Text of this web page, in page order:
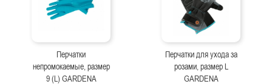
Перчатки
непромокаемые, размер
9 (L) GARDENA
Перчатки для ухода за
розами, размер L
GARDENA